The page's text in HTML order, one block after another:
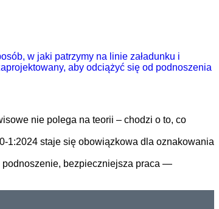
w jaki patrzymy na linie załadunku i
aby odciążyć się od podnoszenia
nie polega na teorii – chodzi o to, co
1:2024 staje się obowiązkowa dla oznakowania
podnoszenie, bezpieczniejsza praca —